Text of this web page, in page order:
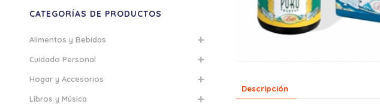
Descripción
CATEGORÍAS DE PRODUCTOS
Alimentos y Bebidas
Cuidado Personal
Hogar y Accesorios
Libros y Música